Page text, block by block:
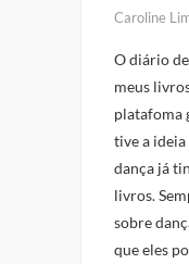
Caroline
O diário
meus
platafoma
tive a
dança já
livros.
sobre
que eles